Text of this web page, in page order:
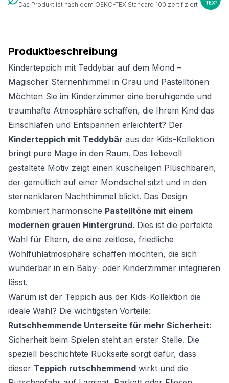
Produktbeschreibung
Kinderteppich mit Teddybär auf dem Mond –
Magischer Sternenhimmel in Grau und Pastelltönen
Möchten Sie im Kinderzimmer eine beruhigende und
traumhafte Atmosphäre schaffen, die Ihrem Kind das
Einschlafen und Entspannen erleichtert? Der
Kinderteppich mit Teddybär aus der Kids-Kollektion
bringt pure Magie in den Raum. Das liebevoll
gestaltete Motiv zeigt einen kuscheligen Plüschbären,
der gemütlich auf einer Mondsichel sitzt und in den
sternenklaren Nachthimmel blickt. Das Design
kombiniert harmonische Pastelltöne mit einem
modernen grauen Hintergrund. Dies ist die perfekte
Wahl für Eltern, die eine zeitlose, friedliche
Wohlfühlatmosphäre schaffen möchten, die sich
wunderbar in ein Baby- oder Kinderzimmer integrieren
lässt.
Warum ist der Teppich aus der Kids-Kollektion die
ideale Wahl? Die wichtigsten Vorteile:
Rutschhemmende Unterseite für mehr Sicherheit:
Sicherheit beim Spielen steht an erster Stelle. Die
speziell beschichtete Rückseite sorgt dafür, dass
dieser Teppich rutschhemmend wirkt und die
Das Produkt ist nach dem OEKO-TEX Standard 100 zertifiziert